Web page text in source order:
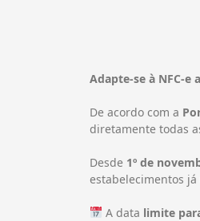
Adapte-se à NFC-e
De acordo com a
diretamente todas
Desde 1º de
estabelecimentos
A data limite